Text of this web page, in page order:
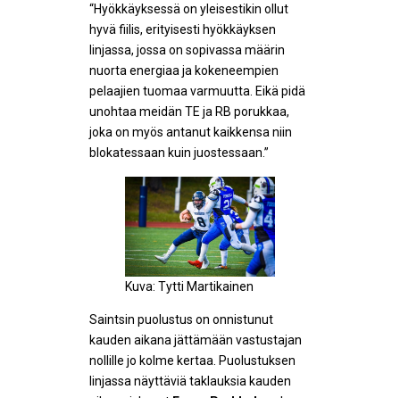
“Hyökkäyksessä on yleisestikin ollut
hyvä fiilis, erityisesti hyökkäyksen
linjassa, jossa on sopivassa määrin
nuorta energiaa ja kokeneempien
pelaajien tuomaa varmuutta. Eikä pidä
unohtaa meidän TE ja RB porukkaa,
joka on myös antanut kaikkensa niin
blokatessaan kuin juostessaan.”
Kuva: Tytti Martikainen
Saintsin puolustus on onnistunut
kauden aikana jättämään vastustajan
nollille jo kolme kertaa. Puolustuksen
linjassa näyttäviä taklauksia kauden